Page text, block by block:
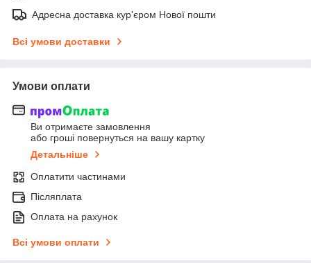
Адресна доставка кур'єром Нової пошти
Всі умови доставки
Умови оплати
Ви отримаєте замовлення
або гроші повернуться на вашу картку
Детальніше
Оплатити частинами
Післяплата
Оплата на рахунок
Всі умови оплати